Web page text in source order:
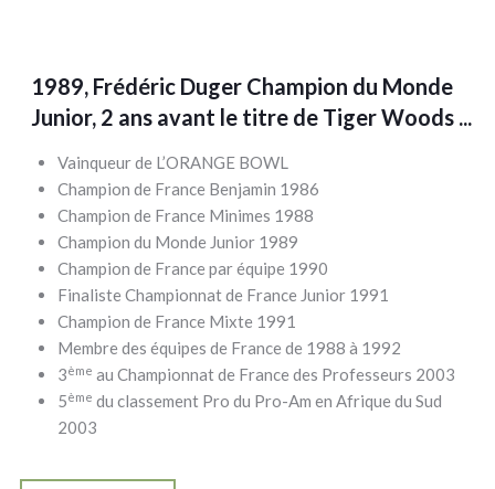
1989, Frédéric Duger Champion du Monde
Junior, 2 ans avant le titre de Tiger Woods ...
Vainqueur de L’ORANGE BOWL
Champion de France Benjamin 1986
Champion de France Minimes 1988
Champion du Monde Junior 1989
Champion de France par équipe 1990
Finaliste Championnat de France Junior 1991
Champion de France Mixte 1991
Membre des équipes de France de 1988 à 1992
3ème au Championnat de France des Professeurs 2003
5ème du classement Pro du Pro-Am en Afrique du Sud
2003